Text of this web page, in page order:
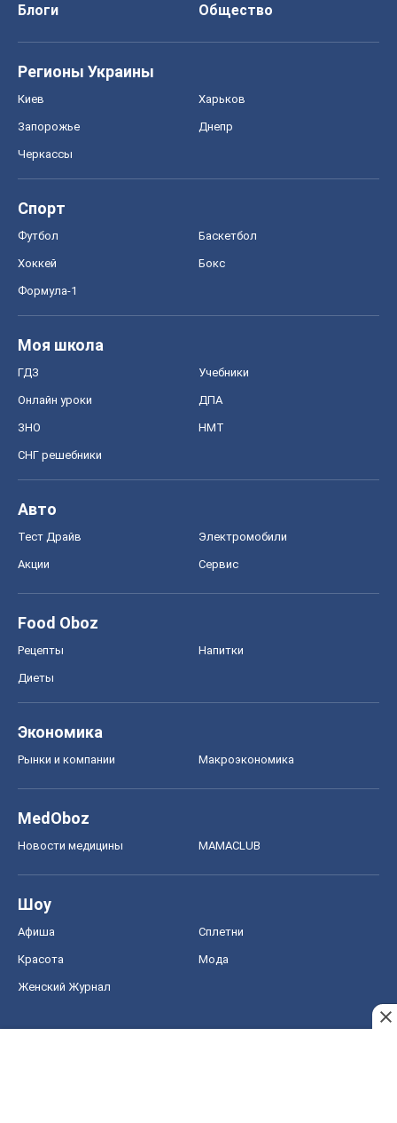
Блоги
Общество
Регионы Украины
Киев Харьков
Запорожье Днепр
Черкассы
Спорт
Футбол Баскетбол
Хоккей Бокс
Формула-1
Моя школа
ГДЗ Учебники
Онлайн уроки ДПА
ЗНО НМТ
СНГ решебники
Авто
Тест Драйв Электромобили
Акции Сервис
Food Oboz
Рецепты Напитки
Диеты
Экономика
Рынки и компании Mакроэкономика
MedOboz
Новости медицины MAMACLUB
Шоу
Афиша Сплетни
Красота Мода
Женский Журнал